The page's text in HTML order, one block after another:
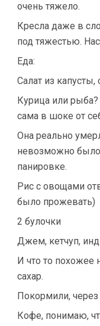
очень тяжело.
Кресла даже в
под тяжестью.
Еда:
Салат из
Курица или рыба?
сама в шоке от
Она реально
невозможно
панировке.
Рис с овощами
было прожевать)
2 булочки
Джем, кетчуп,
И что то похожее
сахар.
Покормили,
Кофе, понимаю,